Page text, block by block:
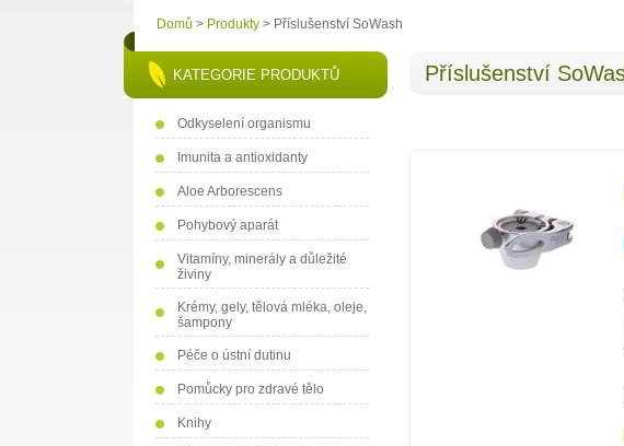
Domů > Produkty > Příslušenství SoWash
KATEGORIE PRODUKTŮ
Odkyselení organismu
Imunita a antioxidanty
Aloe Arborescens
Pohybový aparát
Vitamíny, minerály a důležité
živiny
Krémy, gely, tělová mléka, oleje,
šampony
Péče o ústní dutinu
Pomůcky pro zdravé tělo
Knihy
Příslušenství